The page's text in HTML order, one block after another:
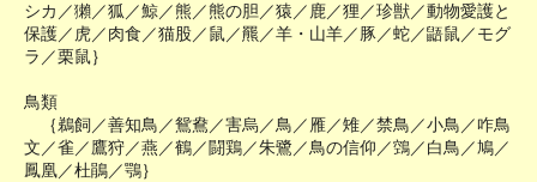
シカ／獺／狐／鯨／熊／熊の胆／猿／鹿／狸／珍獣／動物愛護と
保護／虎／肉食／猫股／鼠／羆／羊・山羊／豚／蛇／鼯鼠／モグ
ラ／栗鼠｝
鳥類
｛鵜飼／善知鳥／鴛鴦／害烏／鳥／雁／雉／禁鳥／小鳥／咋鳥
文／雀／鷹狩／燕／鶴／闘鶏／朱鷺／鳥の信仰／鵼／白鳥／鳩／
鳳凰／杜鵑／鶚｝